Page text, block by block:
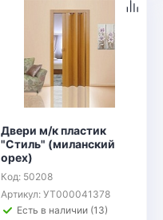
Двери м/к пластик
"Стиль" (миланский
орех)
Код: 50208
Артикул: УТ000041378
Есть в наличии (13)